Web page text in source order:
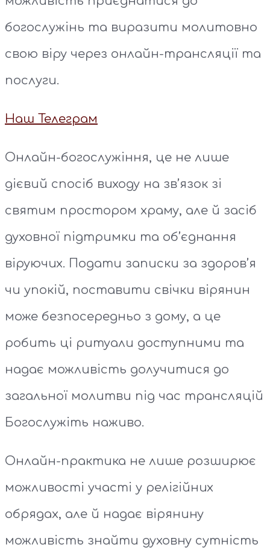
богослужінь та виразити молитовно
свою віру через онлайн-трансляції та
послуги.
Наш Телеграм
Онлайн-богослужіння, це не лише
дієвий спосіб виходу на зв’язок зі
святим простором храму, але й засіб
духовної підтримки та об’єднання
віруючих. Подати записки за здоров’я
чи упокій, поставити свічки вірянин
може безпосередньо з дому, а це
робить ці ритуали доступними та
надає можливість долучитися до
загальної молитви під час трансляцій
Богослужіть наживо.
Онлайн-практика не лише розширює
можливості участі у релігійних
обрядах, але й надає вірянину
можливість знайти духовну сутність